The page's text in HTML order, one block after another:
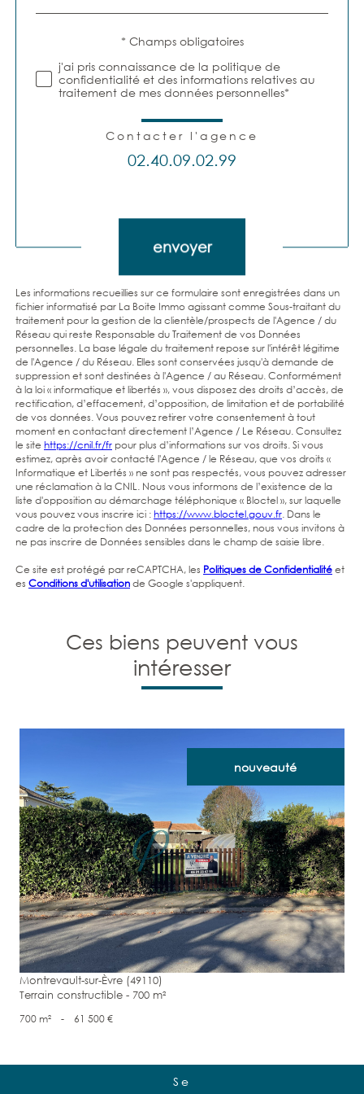
* Champs obligatoires
j'ai pris connaissance de la politique de
confidentialité et des informations relatives au
traitement de mes données personnelles*
Contacter l'agence
02.40.09.02.99
envoyer
Les informations recueillies sur ce formulaire sont enregistrées dans un
fichier informatisé par La Boite Immo agissant comme Sous-traitant du
traitement pour la gestion de la clientèle/prospects de l'Agence / du
Réseau qui reste Responsable du Traitement de vos Données
personnelles. La base légale du traitement repose sur l'intérêt légitime
de l'Agence / du Réseau. Elles sont conservées jusqu'à demande de
suppression et sont destinées à l'Agence / au Réseau. Conformément
à la loi « informatique et libertés », vous disposez des droits d’accès, de
rectification, d’effacement, d’opposition, de limitation et de portabilité
de vos données. Vous pouvez retirer votre consentement à tout
moment en contactant directement l’Agence / Le Réseau. Consultez
le site https://cnil.fr/fr pour plus d’informations sur vos droits. Si vous
estimez, après avoir contacté l'Agence / le Réseau, que vos droits «
Informatique et Libertés » ne sont pas respectés, vous pouvez adresser
une réclamation à la CNIL. Nous vous informons de l’existence de la
liste d'opposition au démarchage téléphonique « Bloctel », sur laquelle
vous pouvez vous inscrire ici : https://www.bloctel.gouv.fr. Dans le
cadre de la protection des Données personnelles, nous vous invitons à
ne pas inscrire de Données sensibles dans le champ de saisie libre.
Ce site est protégé par reCAPTCHA, les Politiques de Confidentialitéet
es Conditions d'utilisationde Google s'appliquent.
Ces biens peuvent vous
intéresser
nouveauté
voir le bien
Montrevault-sur-Èvre (49110)
Terrain constructible - 700 m²
700 m²
- 61 500 €
Se